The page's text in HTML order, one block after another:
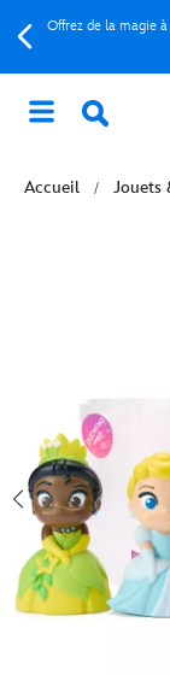
Offrez de la magie
Accueil Jouets